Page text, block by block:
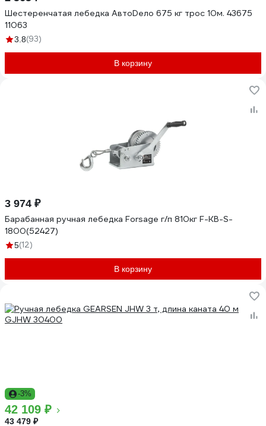
Шестеренчатая лебедка АвтоDело 675 кг трос 10м. 43675
11063
3.8(93)
В корзину
3 974 ₽
Барабанная ручная лебедка Forsage г/п 810кг F-KB-S-
1800(52427)
5(12)
В корзину
-3%
42 109 ₽
43 479 ₽